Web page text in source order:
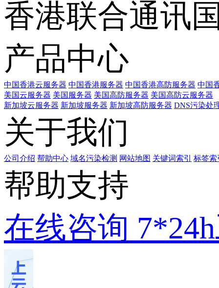
香港联合通讯
产品中心
中国香港云服务器 中国香港服务器 中国香港高防服务器 中国
美国云服务器 美国服务器 美国高防服务器 美国高防云服务器
新加坡云服务器 新加坡服务器 新加坡高防服务器 DNS污染处
关于我们
公司介绍 帮助中心 域名污染检测 网站地图 关键词索引 标签索
帮助支持
在线咨询